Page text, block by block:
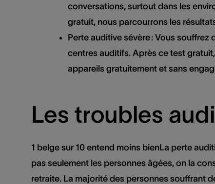
conversations, surtout dans les
gratuit, nous parcourrons les
Perte auditive sévère: Vous souffrez
centres auditifs. Après ce test
appareils gratuitement et sans
Les troubles
1 belge sur 10 entend moins bienLa perte
pas seulement les personnes âgées, on la
retraite. La majorité des personnes souffrant